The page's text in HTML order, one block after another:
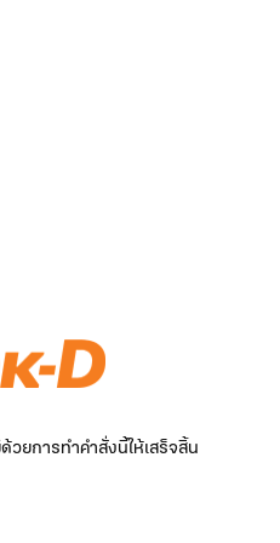
ยการทำคำสั่งนี้ให้เสร็จสิ้น